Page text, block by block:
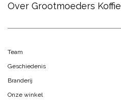
Over Grootmoeders Koffie
Team
Geschiedenis
Branderij
Onze winkel